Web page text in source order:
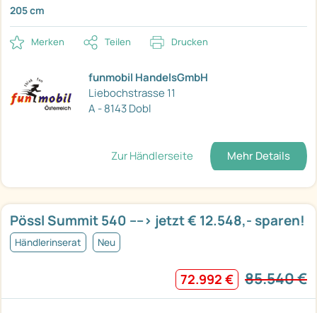
205 cm
Merken Teilen Drucken
funmobil HandelsGmbH
Liebochstrasse 11
A - 8143 Dobl
Zur Händlerseite Mehr Details
Pössl Summit 540 ----> jetzt € 12.548,- sparen!
Händlerinserat Neu
72.992 € 85.540 €